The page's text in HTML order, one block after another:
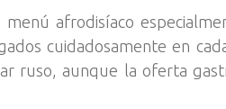
afrodisíaco
cuidadosamente en
ruso, aunque la oferta